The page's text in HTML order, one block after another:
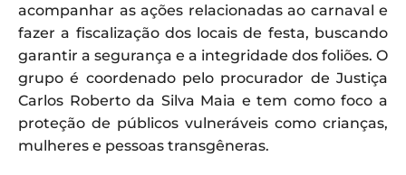
acompanhar as ações relacionadas ao carnaval e
fazer a fiscalização dos locais de festa, buscando
garantir a segurança e a integridade dos foliões. O
grupo é coordenado pelo procurador de Justiça
Carlos Roberto da Silva Maia e tem como foco a
proteção de públicos vulneráveis como crianças,
mulheres e pessoas transgêneras.